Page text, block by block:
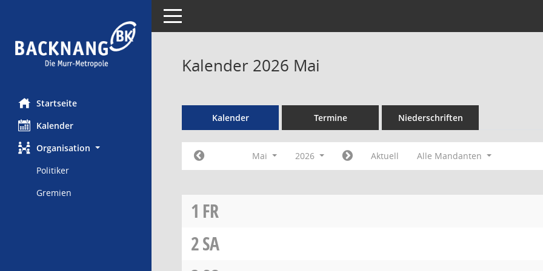
Startseite
Kalender
Organisation
Politiker
Gremien
Toggle navigation
Kalender 2026 Mai
Kalender Termine Niederschriften
Mai 2026 Aktuell Alle Mandanten
1 FR
2SA